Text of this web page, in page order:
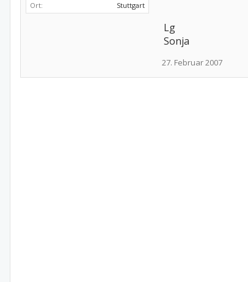
Ort:
Stuttgart
Lg
Sonja
27. Februar 2007